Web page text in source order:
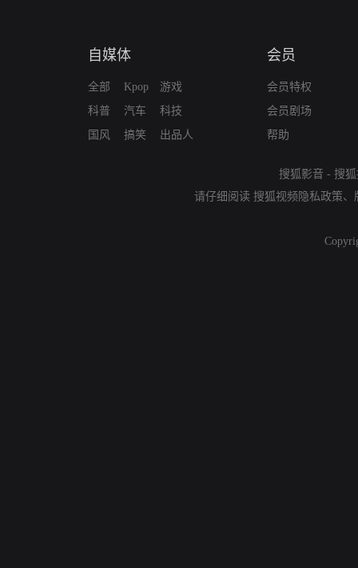
自媒体
全部
科普
国风
Kpop
汽车
搞笑
游戏
科技
出品人
会员
会员特权
会员剧场
帮助
搜狐影音 - 搜
请仔细阅读 搜狐视频隐私政策、